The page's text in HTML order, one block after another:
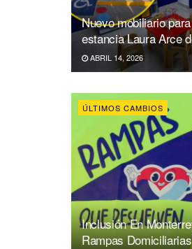
Nuevo mobiliario
estancia Laura Arce
ABRIL 14, 2026
ÚLTIMOS CAMBIOS
Inclusión En
Rampas Domiciliarias